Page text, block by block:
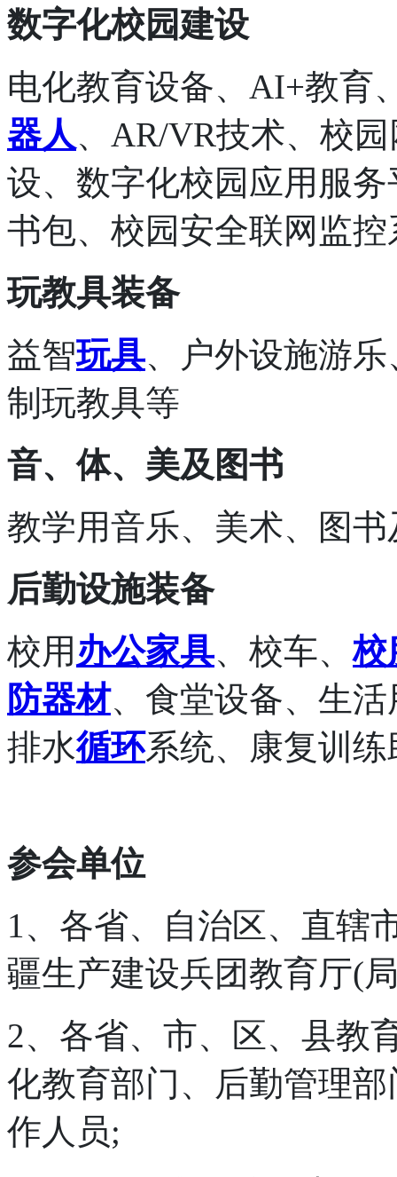
数字化校园建设
电化教育设备、AI+教育
器人、AR/VR技术、校
设、数字化校园应用服
书包、校园安全联网监
玩教具装备
益智玩具、户外设施游
制玩教具等
音、体、美及图书
教学用音乐、美术、图
后勤设施装备
校用 办公家具、校车、校
防器材、食堂设备、生
排水循环系统、康复训
参会单位
1、各省、自治区、直辖
疆生产建设兵团教育厅(
2、各省、市、区、县教
化教育部门、后勤管理
作人员;